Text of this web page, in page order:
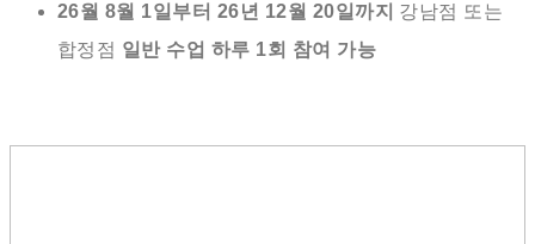
26월 8월 1일부터 26년 12월 20일까지 강남점 또는
합정점 일반 수업 하루 1회 참여 가능